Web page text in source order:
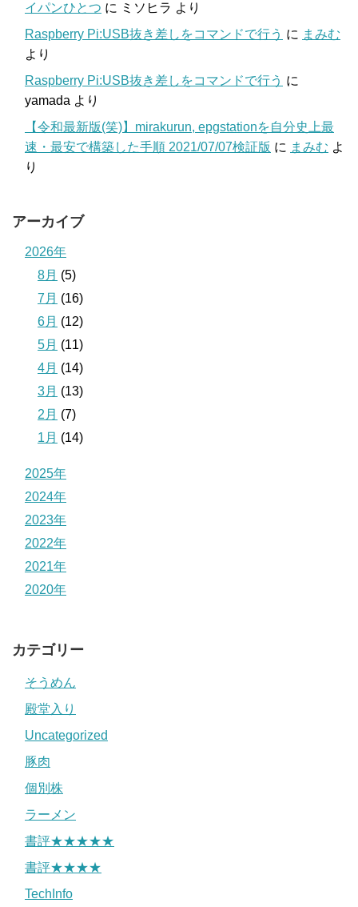
イパンひとつ に ミソヒラ より
Raspberry Pi:USB抜き差しをコマンドで行う に まみむ
より
Raspberry Pi:USB抜き差しをコマンドで行う に
yamada より
【令和最新版(笑)】mirakurun, epgstationを自分史上最
速・最安で構築した手順 2021/07/07検証版 に まみむ よ
り
アーカイブ
2026年
8月 (5)
7月 (16)
6月 (12)
5月 (11)
4月 (14)
3月 (13)
2月 (7)
1月 (14)
2025年
2024年
2023年
2022年
2021年
2020年
カテゴリー
そうめん
殿堂入り
Uncategorized
豚肉
個別株
ラーメン
書評★★★★★
書評★★★★
TechInfo